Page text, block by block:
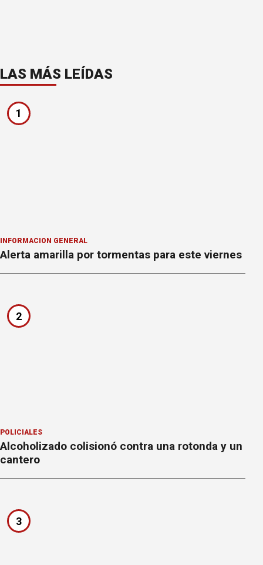
LAS MÁS LEÍDAS
1
INFORMACION GENERAL
Alerta amarilla por tormentas para este viernes
2
POLICIALES
Alcoholizado colisionó contra una rotonda y un
cantero
3